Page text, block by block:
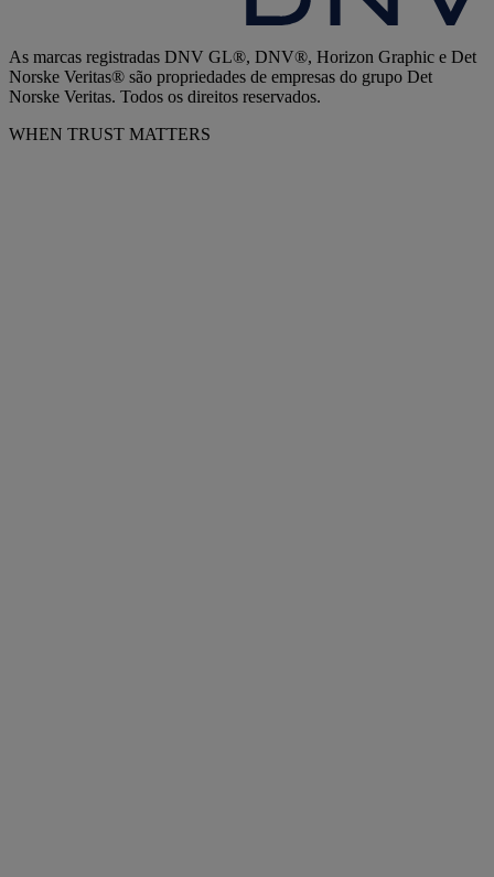
As marcas registradas DNV GL®, DNV®, Horizon Graphic e Det
Norske Veritas® são propriedades de empresas do grupo Det
Norske Veritas. Todos os direitos reservados.
WHEN TRUST MATTERS